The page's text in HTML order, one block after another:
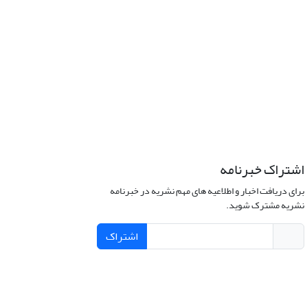
اشتراک خبرنامه
برای دریافت اخبار و اطلاعیه های مهم نشریه در خبرنامه
نشریه مشترک شوید.
اشتراک